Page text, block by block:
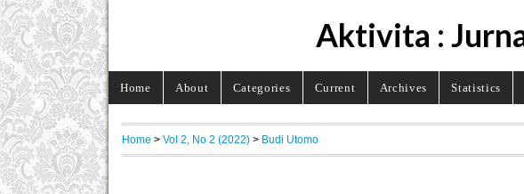
Aktivita :
Home About Categories Current Archives Statistics
Home > Vol 2, No 2 (2022) > Budi Utomo